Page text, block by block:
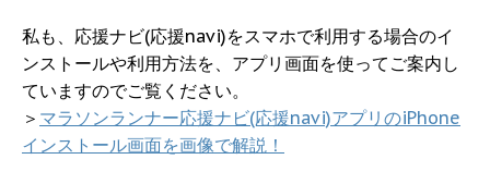
私も、応援ナビ(応援navi)をスマホで利用する場合のイ
ンストールや利用方法を、アプリ画面を使ってご案内し
ていますのでご覧ください。
＞ マラソンランナー応援ナビ(応援navi)アプリのiPhone
インストール画面を画像で解説！